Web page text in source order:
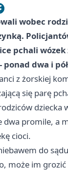
wobec
pchali
dwa i
z żorskiej
się parę
dziecka
promile, a
cioci.
do
może im